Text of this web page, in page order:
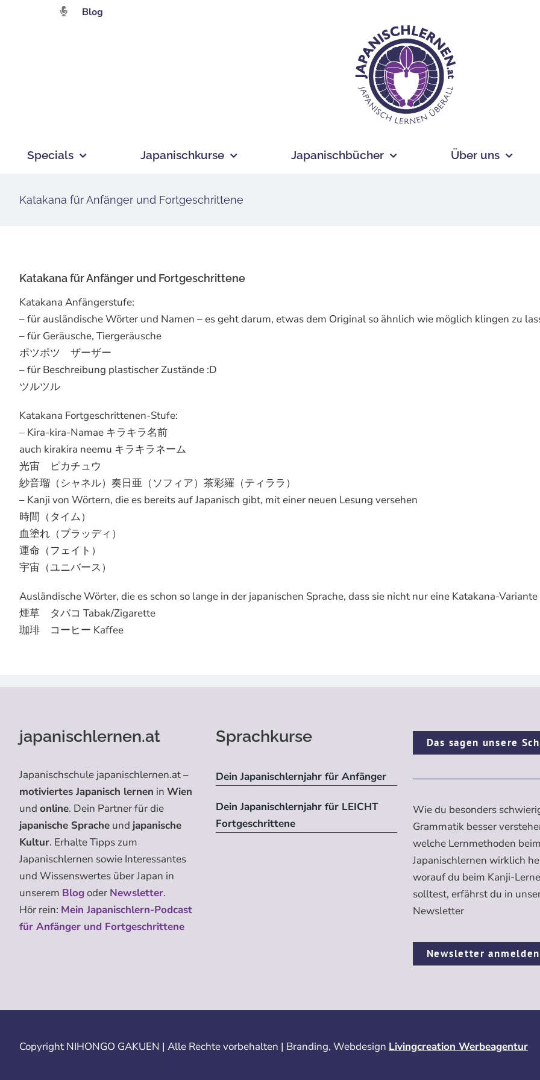
Blog
Specials Japanischkurse Japanischbücher Über uns
Katakana für Anfänger und Fortgeschrittene
Katakana für Anfänger und Fortgeschrittene
Katakana Anfängerstufe:
– für ausländische Wörter und Namen – es geht darum, etwas dem Original so ähnlich wie möglich klingen zu
– für Geräusche, Tiergeräusche
ポツポツ ザーザー
– für Beschreibung plastischer Zustände :D
ツルツル
Katakana Fortgeschrittenen-Stufe:
– Kira-kira-Namae キラキラ名前
auch kirakira neemu キラキラネーム
光宙 ピカチュウ
紗音瑠（シャネル）奏日亜（ソフィア）茶彩羅（ティララ）
– Kanji von Wörtern, die es bereits auf Japanisch gibt, mit einer neuen Lesung versehen
時間（タイム）
血塗れ（ブラッディ）
運命（フェイト）
宇宙（ユニバース）
Ausländische Wörter, die es schon so lange in der japanischen Sprache, dass sie nicht nur eine Katakana-
煙草 タバコ Tabak/Zigarette
珈琲 コーヒー Kaffee
japanischlernen.at
Japanischschule japanischlernen.at –
motiviertes Japanisch lernen in Wien
und online. Dein Partner für die
japanische Spracheund japanische
Kultur. Erhalte Tipps zum
Japanischlernen sowie Interessantes
und Wissenswertes über Japan in
unserem Blogoder Newsletter.
Hör rein: Mein Japanischlern-Podcast
für Anfänger und Fortgeschrittene
Sprachkurse
Dein Japanischlernjahr für Anfänger
Dein Japanischlernjahr für LEICHT
Fortgeschrittene
Das sagen unsere
Wie du besonders
Grammatik besser
welche Lernmethoden
Japanischlernen wirklich
worauf du beim Kanji-
solltest, erfährst du in
Newsletter
Newsletter anmelden
Copyright NIHONGO GAKUEN | Alle Rechte vorbehalten | Branding, Webdesign Livingcreation Werbeagentur